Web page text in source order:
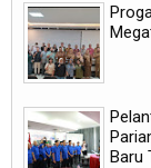
Baru